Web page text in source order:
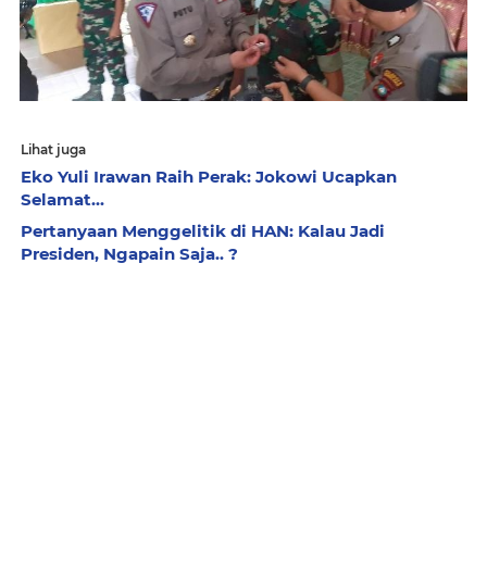
Lihat juga
Eko Yuli Irawan Raih Perak: Jokowi Ucapkan
Selamat...
Pertanyaan Menggelitik di HAN: Kalau Jadi
Presiden, Ngapain Saja.. ?